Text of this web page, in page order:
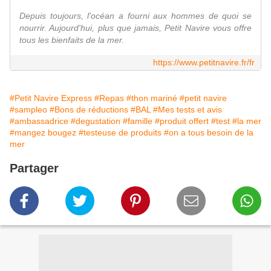
Depuis toujours, l'océan a fourni aux hommes de quoi se
nourrir. Aujourd'hui, plus que jamais, Petit Navire vous offre
tous les bienfaits de la mer.
https://www.petitnavire.fr/fr
#Petit Navire Express #Repas #thon mariné #petit navire
#sampleo #Bons de réductions #BAL #Mes tests et avis
#ambassadrice #degustation #famille #produit offert #test #la mer
#mangez bougez #testeuse de produits #on a tous besoin de la
mer
Partager